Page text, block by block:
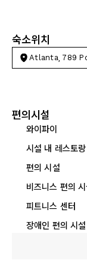
숙소위치
Atlanta, 789
편의시설
와이파이
시설 내 레스토랑
편의 시설
비즈니스 편의 시
피트니스 센터
장애인 편의 시설